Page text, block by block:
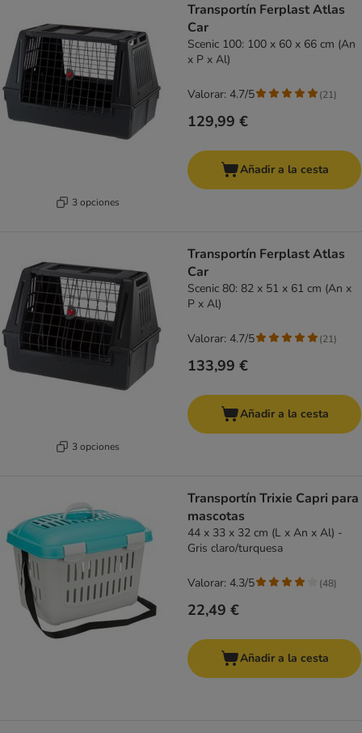
3 opciones
Transportín Ferplast Atlas
Car
Scenic 100: 100 x 60 x 66 cm (An
x P x Al)
129,99 €
Valorar: 4.7/5 (21)
Añadir a la cesta
3 opciones
Transportín Ferplast Atlas
Car
Scenic 80: 82 x 51 x 61 cm (An x
P x Al)
133,99 €
Valorar: 4.7/5 (21)
Añadir a la cesta
Transportín Trixie Capri para
mascotas
44 x 33 x 32 cm (L x An x Al) -
Gris claro/turquesa
22,49 €
Valorar: 4.3/5 (48)
Añadir a la cesta